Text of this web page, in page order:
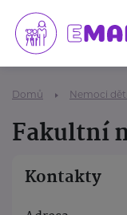
Domů Nemoci dětí
Fakultní
Kontakty